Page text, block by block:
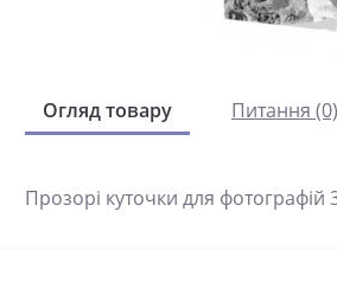
Огляд товару Питання (0)
Прозорі куточки для